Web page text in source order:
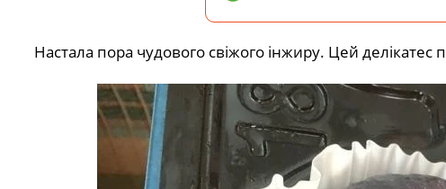
Настала пора чудового свіжого інжиру. Цей